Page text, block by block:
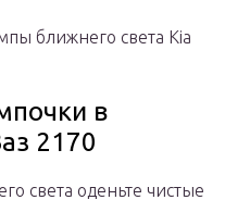
ближнего света Kia
в
2170
света оденьте чистые